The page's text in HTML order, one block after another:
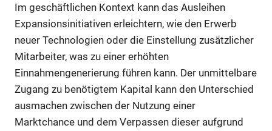
Im geschäftlichen Kontext kann das Ausleihen
Expansionsinitiativen erleichtern, wie den Erwerb
neuer Technologien oder die Einstellung zusätzlicher
Mitarbeiter, was zu einer erhöhten
Einnahmengenerierung führen kann. Der unmittelbare
Zugang zu benötigtem Kapital kann den Unterschied
ausmachen zwischen der Nutzung einer
Marktchance und dem Verpassen dieser aufgrund